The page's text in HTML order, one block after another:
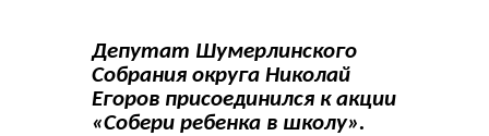
Депутат Шумерлинского
Собрания округа Николай
Егоров присоединился к акции
«Собери ребенка в школу».